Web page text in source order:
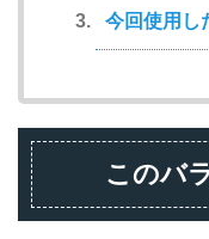
今回使用し
このバ